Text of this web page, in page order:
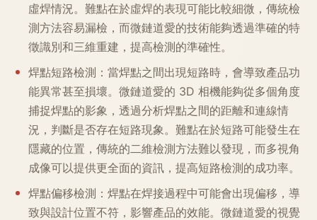
虛焊情況。難點在於虛焊的表現可能比較細微，傳統檢
測方法容易漏檢，而微鏈道愛的技術能夠透過準確的特
徵識別和三維重建，提高檢測的準確性。
焊點短路檢測：當焊點之間出現短路時，會導致產品功
能異常甚至損壞。微鏈道愛的 3D 相機能夠從多個角度
捕捉焊點的影象，透過分析焊點之間的距離和連線情
況，判斷是否存在短路現象。難點在於短路可能發生在
隱藏的位置，傳統的二維檢測方法難以發現，而多視角
成像可以提供更全面的資訊，提高短路檢測的成功率。
焊點偏移檢測：焊點在焊接過程中可能會出現偏移，導
致與設計位置不符，影響產品的效能。微鏈道愛的視覺